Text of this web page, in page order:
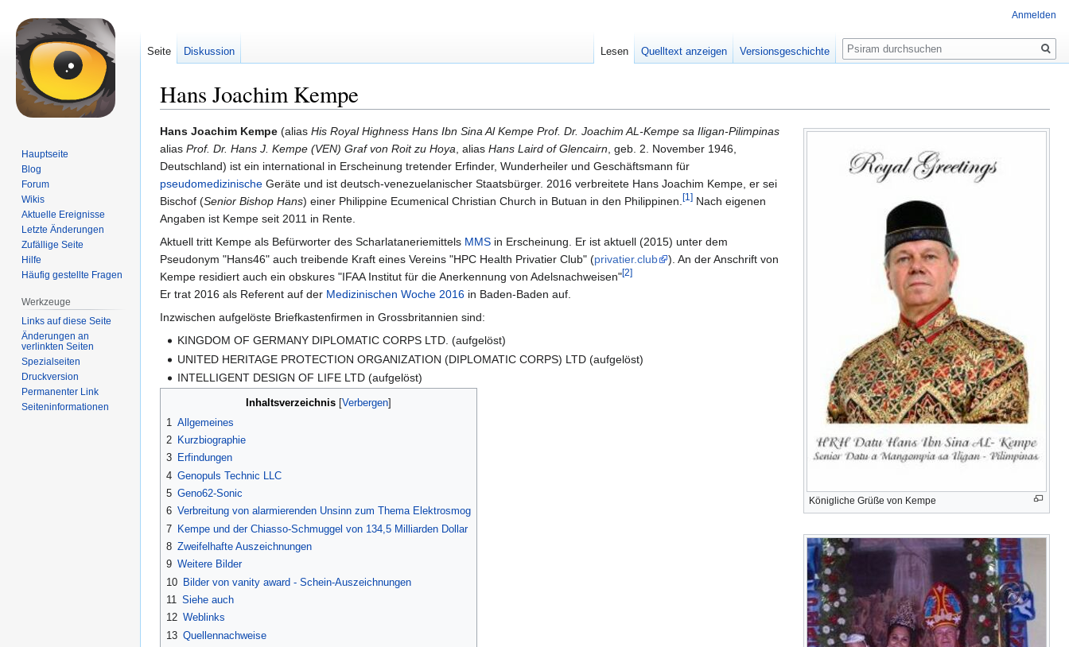
Hans Joachim Kempe
Zur
Navigation
springen
Zur
Suche
springen
Königliche Grüße von Kempe
Hans Joachim Kempe (alias His Royal Highness Hans Ibn Sina Al Kempe Prof. Dr. Joachim AL-Kempe sa Iligan-Pilimpinas
alias Prof. Dr. Hans J. Kempe (VEN) Graf von Roit zu Hoya, alias Hans Laird of Glencairn, geb. 2. November 1946,
Deutschland) ist ein international in Erscheinung tretender Erfinder, Wunderheiler und Geschäftsmann für
pseudomedizinische Geräte und ist deutsch-venezuelanischer Staatsbürger. 2016 verbreitete Hans Joachim Kempe, er sei
Bischof (Senior Bishop Hans) einer Philippine Ecumenical Christian Church in Butuan in den Philippinen.[1] Nach eigenen
Angaben ist Kempe seit 2011 in Rente.
Aktuell tritt Kempe als Befürworter des Scharlataneriemittels MMS in Erscheinung. Er ist aktuell (2015) unter dem
Pseudonym "Hans46" auch treibende Kraft eines Vereins "HPC Health Privatier Club" (privatier.club
). An der Anschrift von
Kempe residiert auch ein obskures "IFAA Institut für die Anerkennung von Adelsnachweisen"[2]
Er trat 2016 als Referent auf der Medizinischen Woche 2016 in Baden-Baden auf.
Inzwischen aufgelöste Briefkastenfirmen in Grossbritannien sind:
KINGDOM OF GERMANY DIPLOMATIC CORPS LTD. (aufgelöst)
UNITED HERITAGE PROTECTION ORGANIZATION (DIPLOMATIC CORPS) LTD (aufgelöst)
INTELLIGENT DESIGN OF LIFE LTD (aufgelöst)
Inhaltsverzeichnis
1 Allgemeines
2 Kurzbiographie
3 Erfindungen
4 Genopuls Technic LLC
5 Geno62-Sonic
6 Verbreitung von alarmierenden Unsinn zum Thema Elektrosmog
7 Kempe und der Chiasso-Schmuggel von 134,5 Milliarden Dollar
8 Zweifelhafte Auszeichnungen
9 Weitere Bilder
10 Bilder von vanity award - Schein-Auszeichnungen
11
Siehe auch
12 Weblinks
13 Quellennachweise
Anmelden
Seite Diskussion Lesen Quelltext anzeigen Versionsgeschichte
Suche
Hauptseite
Blog
Forum
Wikis
Aktuelle Ereignisse
Letzte Änderungen
Zufällige Seite
Hilfe
Häufig gestellte Fragen
Werkzeuge
Links auf diese Seite
Änderungen an
verlinkten Seiten
Spezialseiten
Druckversion
Permanenter Link
Seiten­informationen